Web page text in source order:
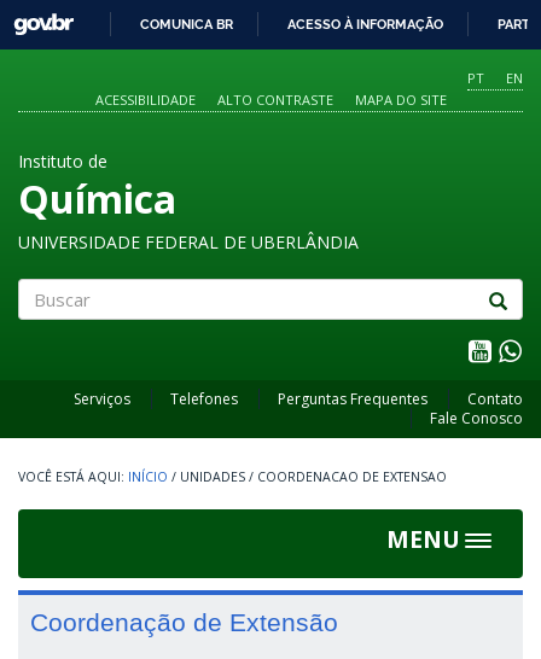
O
CONTEÚDO
GOVBR
COMUNICA BR ACESSO À INFORMAÇÃO
PT
EN
ACESSIBILIDADE
ALTO CONTRASTE MAPA DO SITE
Instituto de
Química
UNIVERSIDADE FEDERAL DE UBERLÂNDIA
Serviços Telefones Perguntas Frequentes
Contato
Fale Conosco
INÍCIO / UNIDADES / COORDENACAO DE EXTENSAO
MENU
Toggle
Coordenação de Extensão